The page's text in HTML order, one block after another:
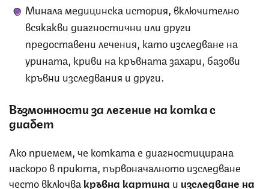
Минала медицинска история, включително
всякакви диагностични или други
предоставени лечения, като изследване на
урината, криви на кръвната захари, базови
кръвни изследвания и други.
Възможности за лечение на котка с
диабет
Ако приемем, че котката е диагностицирана
наскоро в приюта, първоначалното изследване
често включва кръвна картина и изследване на